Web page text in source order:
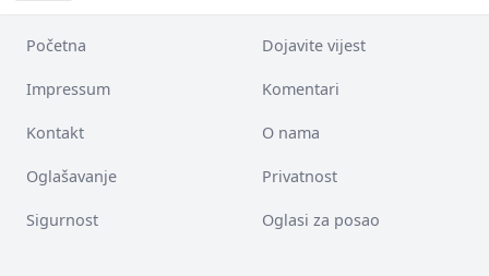
Početna Dojavite vijest
Impressum Komentari
Kontakt O nama
Oglašavanje Privatnost
Sigurnost Oglasi za posao